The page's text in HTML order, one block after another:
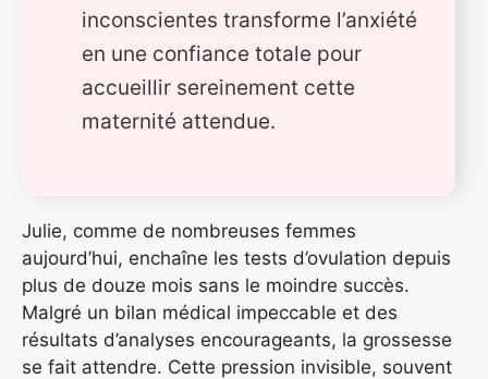
inconscientes transforme l’anxiété
en une confiance totale pour
accueillir sereinement cette
maternité attendue.
Julie, comme de nombreuses femmes
aujourd’hui, enchaîne les tests d’ovulation depuis
plus de douze mois sans le moindre succès.
Malgré un bilan médical impeccable et des
résultats d’analyses encourageants, la grossesse
se fait attendre. Cette pression invisible, souvent